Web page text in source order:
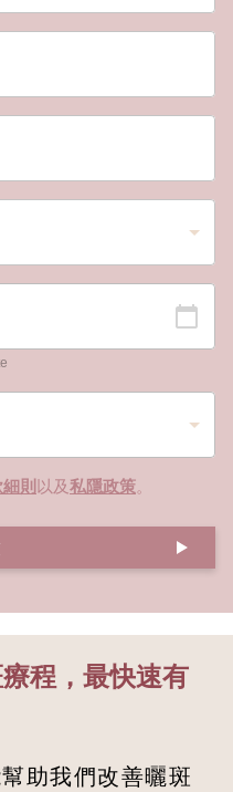
則 以及私隱政策。
程，最快速有
助我們改善曬斑